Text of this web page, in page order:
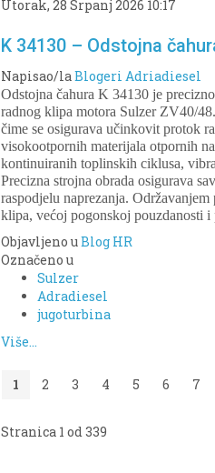
Utorak, 28 Srpanj 2026 10:17
K 34130 – Odstojna
Napisao/laBlogeri Adriadiesel
Odstojna čahura K 34130 je
radnog klipa motora Sulzer ZV40/
čime se osigurava učinkovit protok
visokootpornih materijala otpornih
kontinuiranih toplinskih ciklusa,
Precizna strojna obrada osigurava
raspodjelu naprezanja.
klipa, većoj pogonskoj pouzdanosti
Objavljeno uBlog HR
Označeno u
Sulzer
Adradiesel
jugoturbina
Više...
1 2 3 4 5 6 7
Stranica 1 od 339